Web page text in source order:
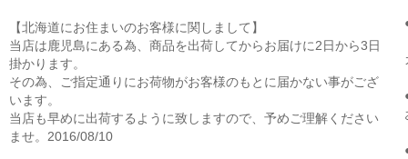
【北海道にお住まいのお客様に関しまして】
当店は鹿児島にある為、商品を出荷してからお届けに2日から3日
掛かります。
その為、ご指定通りにお荷物がお客様のもとに届かない事がござ
います。
当店も早めに出荷するように致しますので、予めご理解ください
ませ。2016/08/10